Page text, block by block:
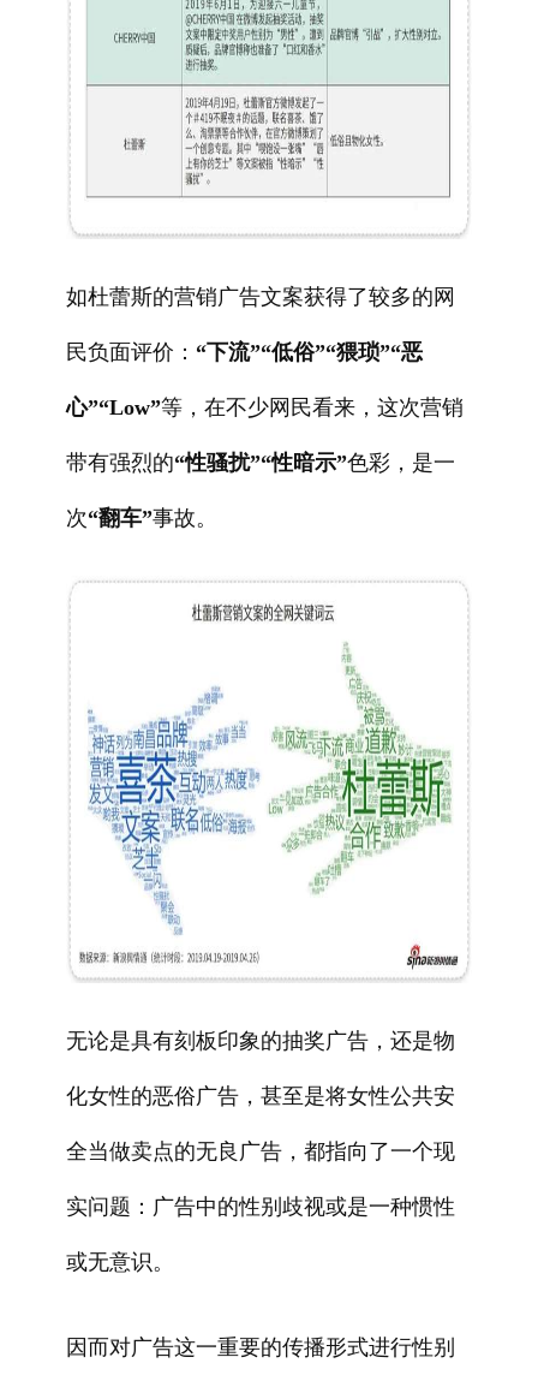
如杜蕾斯的营销广告文案获得了较多的网
民负面评价： “下流”“低俗”“猥琐”“恶
心”“Low”等，在不少网民看来，这次营销
带有强烈的“性骚扰”“性暗示”色彩，是一
次“翻车”事故。
无论是具有刻板印象的抽奖广告，还是物
化女性的恶俗广告，甚至是将女性公共安
全当做卖点的无良广告，都指向了一个现
实问题：广告中的性别歧视或是一种惯性
或无意识。
因而对广告这一重要的传播形式进行性别